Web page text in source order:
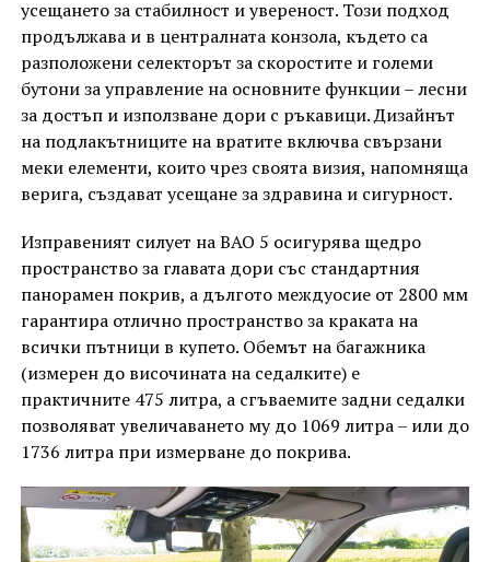
усещането за стабилност и увереност. Този подход
продължава и в централната конзола, където са
разположени селекторът за скоростите и големи
бутони за управление на основните функции – лесни
за достъп и използване дори с ръкавици. Дизайнът
на подлакътниците на вратите включва свързани
меки елементи, които чрез своята визия, напомняща
верига, създават усещане за здравина и сигурност.
Изправеният силует на BAO 5 осигурява щедро
пространство за главата дори със стандартния
панорамен покрив, а дългото междуосие от 2800 мм
гарантира отлично пространство за краката на
всички пътници в купето. Обемът на багажника
(измерен до височината на седалките) е
практичните 475 литра, а сгъваемите задни седалки
позволяват увеличаването му до 1069 литра – или до
1736 литра при измерване до покрива.